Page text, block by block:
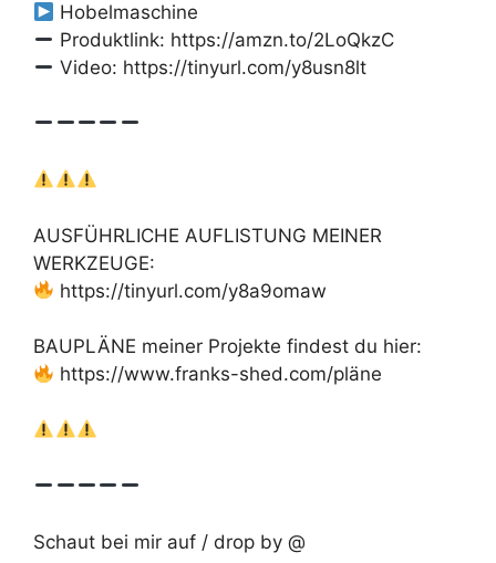
Hobelmaschine
Produktlink: https://amzn.to/2LoQkzC
Video: https://tinyurl.com/y8usn8lt
AUSFÜHRLICHE AUFLISTUNG MEINER
WERKZEUGE:
https://tinyurl.com/y8a9omaw
BAUPLÄNE meiner Projekte findest du hier:
https://www.franks-shed.com/pläne
Schaut bei mir auf / drop by @